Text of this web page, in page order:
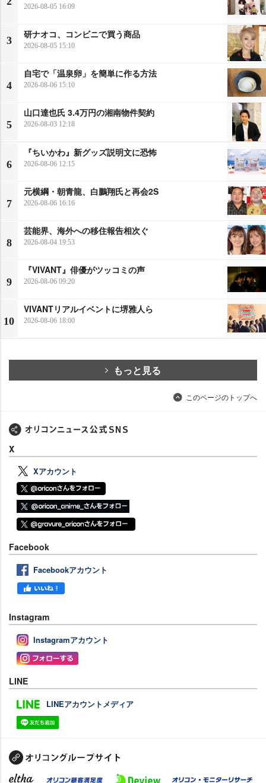
2026-08-05 16:09
3
研ナオコ、コンビニで買う商品
2026-08-05 15:10
4
自宅で「温泉卵」を簡単に作る方法
2026-08-06 15:10
5
山口達也氏 3.4万円の湘南物件契約
2026-08-03 12:18
6
『ちいかわ』新グッズ説明文に恐怖
2026-08-06 12:15
7
元横綱・朝青龍、白鵬翔氏と再会2S
2026-08-06 16:16
8
芸能界、海外への移住報告相次ぐ
2026-08-04 19:53
9
『VIVANT』俳優がツッコミの声
2026-08-06 09:20
10
VIVANTリアルイベントに堺雅人ら
2026-08-06 18:00
もっと見る
このページのトップへ
X
Xアカウント
Facebook
Facebookアカウント
Instagram
Instagramアカウント
LINE
LINEアカウントメディア